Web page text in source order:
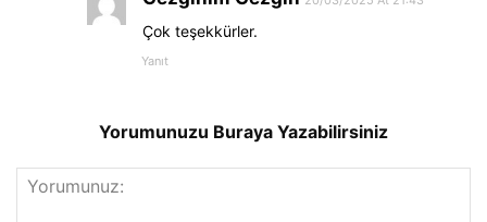
Çok teşekkürler.
Yanıt
Yorumunuzu Buraya Yazabilirsiniz